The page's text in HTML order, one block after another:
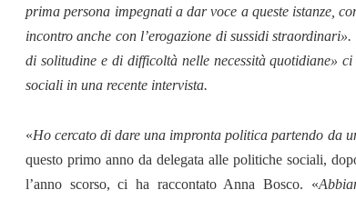
prima persona impegnati a dar voce a queste istanze,
incontro anche con l’erogazione di sussidi straordinari».
di solitudine e di difficoltà nelle necessità quotidiane»
sociali in una recente intervista.
«Ho cercato di dare una impronta politica partendo da
questo primo anno da delegata alle politiche sociali,
l’anno scorso, ci ha raccontato Anna Bosco. «